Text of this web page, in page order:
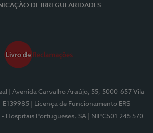
DE IRREGULARIDADES
| Avenida Carvalho Araújo, 55, 5000-657 Vila
E139985
| Licença de Funcionamento ERS -
- Hospitais Portugueses, SA | NIPC501 245 570